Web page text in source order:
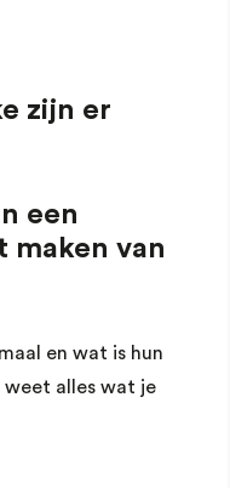
zijn er
een
maken van
en wat is hun
weet alles wat je